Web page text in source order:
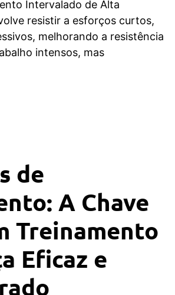
Intervalado de Alta
resistir a esforços curtos,
melhorando a resistência
intensos, mas
de
A Chave
Treinamento
Eficaz e